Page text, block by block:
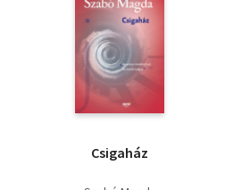
Csigaház